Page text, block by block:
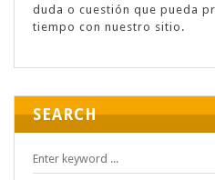
duda o cuestión que pueda
tiempo con nuestro sitio.
SEARCH